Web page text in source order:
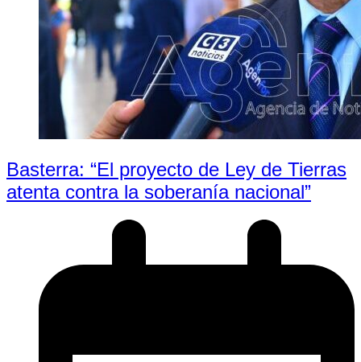
Basterra: “El proyecto de Ley de Tierras
atenta contra la soberanía nacional”